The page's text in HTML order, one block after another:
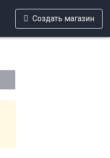
Создать магазин